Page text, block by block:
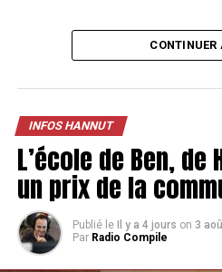
CONTINUER
INFOS HANNUT
L’école de Ben,
un prix de la
Publié le Il y a 4 jours on 3
Par Radio Compile